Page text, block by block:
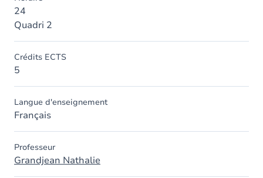
24
Quadri 2
Crédits ECTS
5
Langue d'enseignement
Français
Professeur
Grandjean Nathalie